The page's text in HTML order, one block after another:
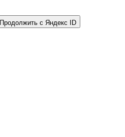
Продолжить с Яндекс ID